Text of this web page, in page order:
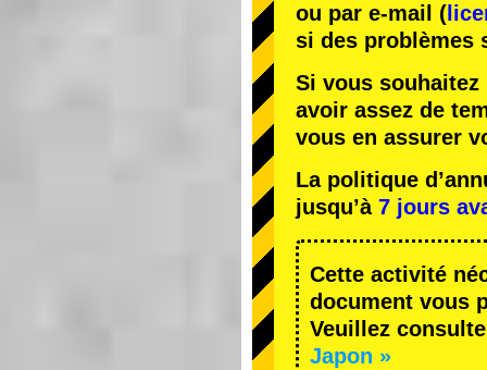
ou par e-mail (
si des problèmes
Si vous
avoir assez de
vous en assurer
La politique
jusqu’à 7 jours
Cette activité
document vous
Veuillez
Japon »